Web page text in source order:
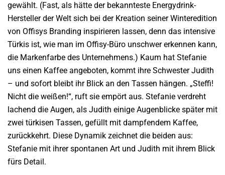
gewählt. (Fast, als hätte der bekannteste Energydrink-
Hersteller der Welt sich bei der Kreation seiner Winteredition
von Offisys Branding inspirieren lassen, denn das intensive
Türkis ist, wie man im Offisy-Büro unschwer erkennen kann,
die Markenfarbe des Unternehmens.) Kaum hat Stefanie
uns einen Kaffee angeboten, kommt ihre Schwester Judith
– und sofort bleibt ihr Blick an den Tassen hängen. „Steffi!
Nicht die weißen!“, ruft sie empört aus. Stefanie verdreht
lachend die Augen, als Judith einige Augenblicke später mit
zwei türkisen Tassen, gefüllt mit dampfendem Kaffee,
zurückkehrt. Diese Dynamik zeichnet die beiden aus:
Stefanie mit ihrer spontanen Art und Judith mit ihrem Blick
fürs Detail.